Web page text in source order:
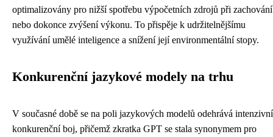
optimalizovány pro nižší spotřebu výpočetních zdrojů při zachování
nebo dokonce zvýšení výkonu. To přispěje k udržitelnějšímu
využívání umělé inteligence a snížení její environmentální stopy.
Konkurenční jazykové modely na trhu
V současné době se na poli jazykových modelů odehrává intenzivní
konkurenční boj, přičemž zkratka GPT se stala synonymem pro